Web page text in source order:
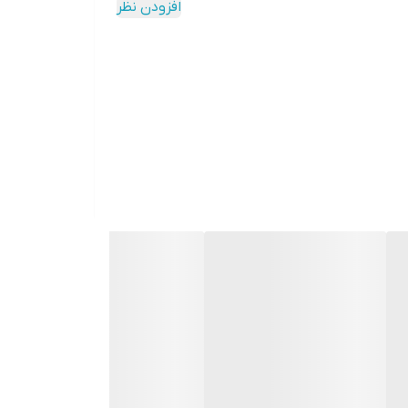
و ریشه های حسی اوریس عمقی تزلزل ناپذیر به
افزودن نظر